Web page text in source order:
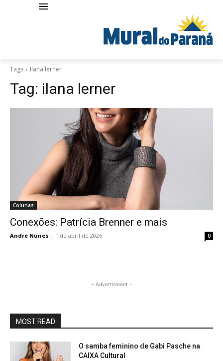
Tags Ilana lerner
Tag: ilana lerner
Colunas
Conexões: Patrícia Brenner e mais
André Nunes - 1 de abril de 2026 0
- Advertisment -
MOST READ
O samba feminino de Gabi Pasche na
CAIXA Cultural